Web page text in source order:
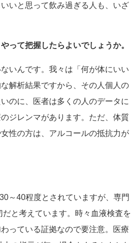
いと思って飲み過ぎる人も、いざ
って把握したらよいでしょうか。
いんです。我々は「何が体にいい
解析結果ですから、その人個人の
のに、医者は多くの人のデータに
ジレンマがあります。ただ、体質
性の方は、アルコールの抵抗力が
～40程度とされていますが、専門
と考えています。時々血液検査を
っている証拠なので要注意。医療